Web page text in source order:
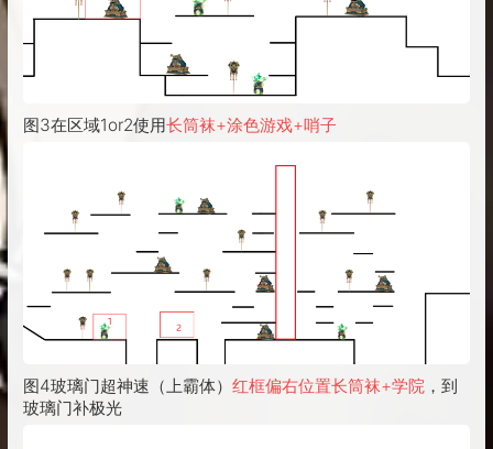
图3在区域1or2使用长筒袜+涂色游戏+哨子
图4玻璃门超神速（上霸体） 红框偏右位置长筒袜+学院 ，到
玻璃门补极光